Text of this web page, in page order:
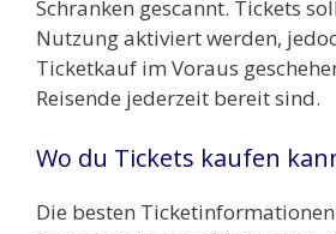
Schranken gescannt. Tickets
Nutzung aktiviert werden,
Ticketkauf im Voraus
Reisende jederzeit bereit sind.
Wo du Tickets kaufen
Die besten